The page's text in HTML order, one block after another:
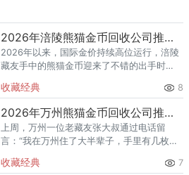
2026年涪陵熊猫金币回收公司推荐 涪陵正规回收熊猫金币的地方
2026年以来，国际金价持续高位运行，涪陵
藏友手中的熊猫金币迎来了不错的出手时
距离，本地专业的熊猫金币回收渠道相对稀
缺，不少藏友在急于变现的过
收藏经典 8
2026年万州熊猫金币回收公司推荐 手里的熊猫金币到底怎么卖？
上周，万州一位老藏友张大叔通过电话留
言：“我在万州住了大半辈子，手里有几枚熊
果问了一圈，万州本地都说回收黄金但不懂
收藏经典 7